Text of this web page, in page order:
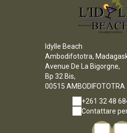
Idylle Beach
Ambodifototra,
Avenue De La Bigorgne,
Bp 32 Bis,
00515
+261 32 48
Contattare